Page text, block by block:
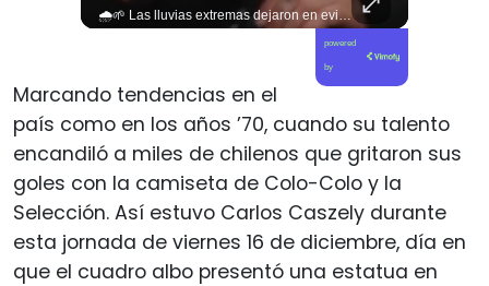
🌧️🌱 Las lluvias extremas dejaron en evidencia la vulnerabilidad del campo chileno. Expertos advierten que fortalecer a la pequeña agricultura será clave para proteger la producción de alimentos y enfrentar el cambio climático. 🚜🇨🇱 📲 Lee más en elciudadano.com y en tu #canalciudadano
powered
by
Marcando tendencias en el
país como en los años ’70, cuando su talento
encandiló a miles de chilenos que gritaron sus
goles con la camiseta de Colo-Colo y la
Selección. Así estuvo Carlos Caszely durante
esta jornada de viernes 16 de diciembre, día en
que el cuadro albo presentó una estatua en